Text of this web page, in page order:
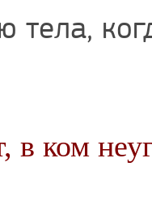
тела,
в ком